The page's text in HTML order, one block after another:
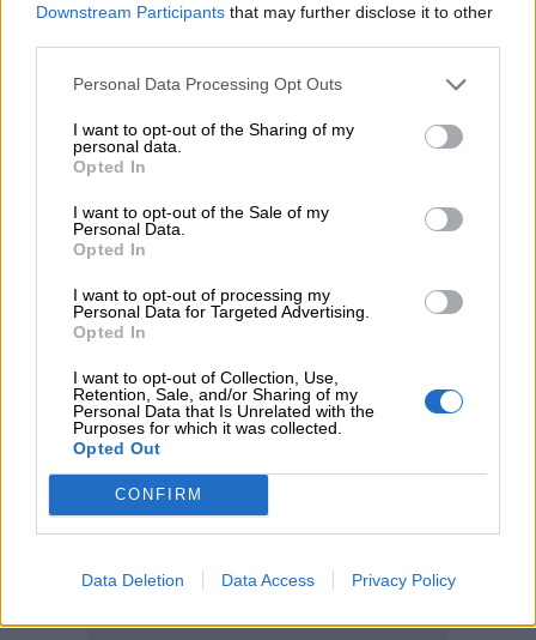
Downstream Participants that may further disclose it to other
Personal Data Processing Opt Outs
I want to opt-out of the Sharing of my
personal data.
Opted In
I want to opt-out of the Sale of my
Personal Data.
Opted In
I want to opt-out of processing my
Personal Data for Targeted Advertising.
Opted In
I want to opt-out of Collection, Use,
Retention, Sale, and/or Sharing of my
Personal Data that Is Unrelated with the
Purposes for which it was collected.
Opted Out
CONFIRM
Data Deletion Data Access Privacy Policy
μπορεί να έχουμε θεραπεία που αναστέλλει την εξέλιξη του
Πάρκινσον»
Ε.Ε και παράνομη μετανάστευση: προτάσεις και δράσεις με
παρονομαστή το κοινό συμφέρον
Αντώνης Βουκλαρής - «ΕΡΡΙΚΟΣ ΝΤΥΝΑΝ»
Η νέα εποχή στην εκπαίδευση των ασφαλιστικών
διαμεσολαβητών
ΠΕΡΙΣΣΟΤΕΡΑ